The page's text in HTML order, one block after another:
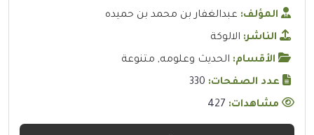
المؤلف: عبدالغفار بن محمد بن حميده
الناشر: الالوكة
الأقسام: الحديث وعلومه, متنوعة
عدد الصفحات: 330
مشاهدات: